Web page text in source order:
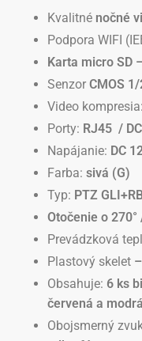
Kvalitné nočné
Podpora WIFI
Karta micro SD
Senzor CMOS 1/
Video kompresia:
Porty: RJ45 /
Napájanie: DC
Farba: sivá (G)
Typ: PTZ
Otočenie o
Prevádzková
Plastový skelet
Obsahuje: 6 ks
červená a
Obojsmerný